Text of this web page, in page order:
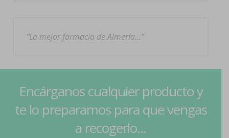
La mejor farmacia de Almería…
Encárganos cualquier producto y
te lo preparamos para que vengas
a recogerlo...